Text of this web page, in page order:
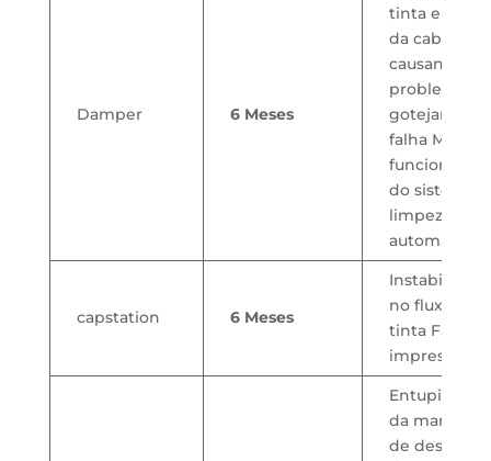
Damper 6 Meses
tinta
da cabeça
causando
problemas
falha Mau
do sistema
limpeza
automática
capstation 6 Meses
Instabilidade
no fluxo de
tinta Falhas
impressão.
da
de descarte